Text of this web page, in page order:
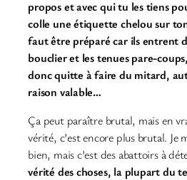
propos et avec qui tu les tiens
colle une étiquette chelou sur
faut être préparé car ils entrent
bouclier et les tenues pare-
donc quitte à faire du mitard,
raison valable…
Ça peut paraître brutal, mais en
vérité, c’est encore plus brutal. Je
bien, mais c’est des abattoirs à
vérité des choses, la plupart du